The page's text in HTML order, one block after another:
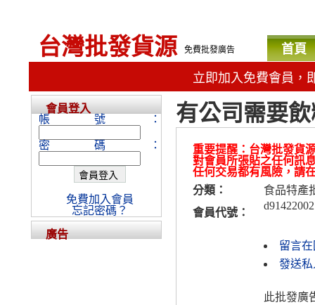
台灣批發貨源 免費批發廣告 首頁
立即加入免費會員，
有公司需要
重要提醒：台灣批發貨
對會員所張貼之任何訊
任何交易都有風險，請
分類：
食品特產
會員代號：
d91422002
留言
發送私
此批發廣
會員登入
帳號：
密碼：
免費加入會員
忘記密碼？
廣告